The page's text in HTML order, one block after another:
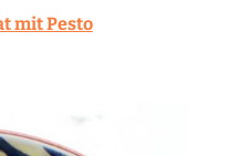
mit Pesto